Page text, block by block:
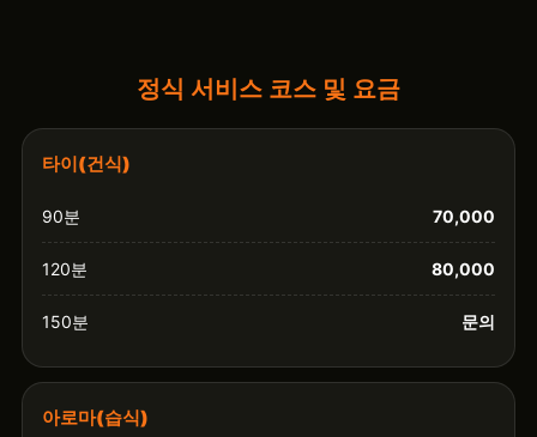
정식 서비스 코스 및 요금
타이(건식)
90분 70,000
120분 80,000
150분 문의
아로마(습식)